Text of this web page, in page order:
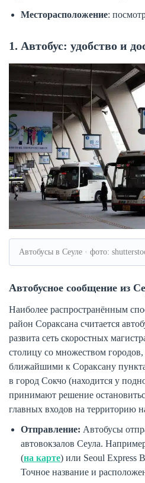
Месторасположение:
1. Автобус: удобство и
Автобусы в Сеуле · фото:
Автобусное сообщение из
Наиболее распространённым
район Сораксана считается
развита сеть скоростных
столицу со множеством
ближайшими к Сораксану
в город Сокчо (находится у
принимают решение
главных входов на территорию
Отправление: Автобусы
автовокзалов Сеула.
(на карте) или Seoul Express
Точное название и